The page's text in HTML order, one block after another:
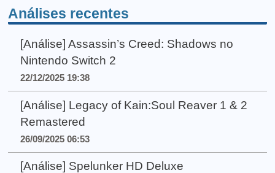
Análises recentes
[Análise] Assassin’s Creed: Shadows no
Nintendo Switch 2
22/12/2025 19:38
[Análise] Legacy of Kain:Soul Reaver 1 & 2
Remastered
26/09/2025 06:53
[Análise] Spelunker HD Deluxe